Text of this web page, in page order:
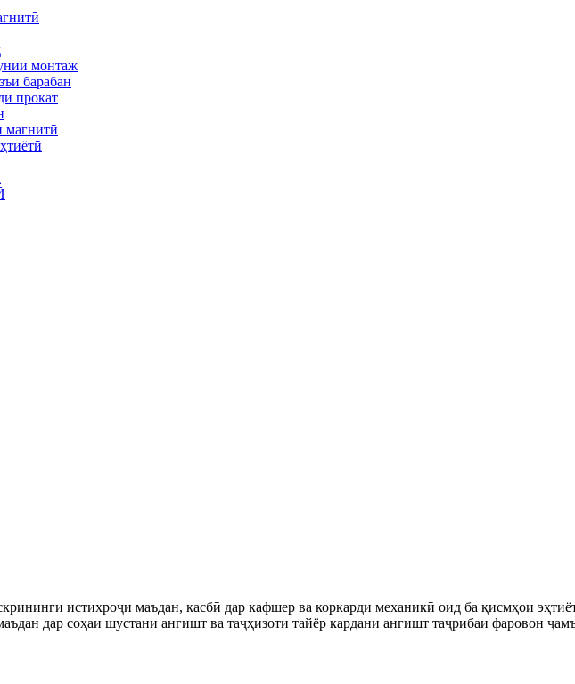
монтаж
барабан
прокат
магнитӣ
истихроҷи маъдан, касбӣ дар кафшер ва коркарди механикӣ оид ба қисмҳои
дар соҳаи шустани ангишт ва таҷҳизоти тайёр кардани ангишт таҷрибаи фаровон